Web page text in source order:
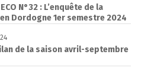
ECO N°32 : L’enquête de la
Dordogne 1er semestre 2024
de la saison avril-septembre